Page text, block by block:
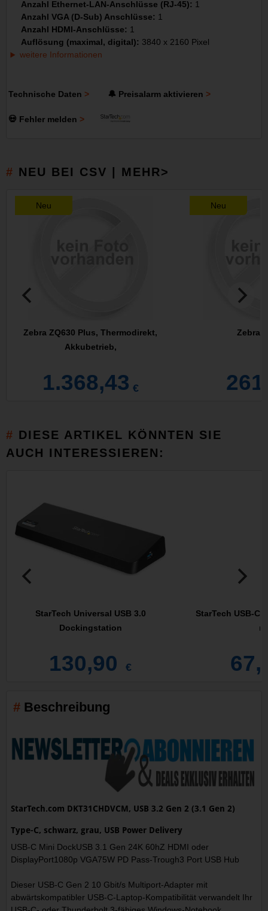
Anzahl Ethernet-LAN-Anschlüsse (RJ-45): 1
Anzahl VGA (D-Sub) Anschlüsse: 1
Anzahl HDMI-Anschlüsse: 1
Auflösung (maximal, digital): 3840 x 2160 Pixel
weitere Informationen
Technische Daten 🔔 Preisalarm aktivieren
💀 Fehler melden
NEU BEI CSV | MEHR>
Neu
Zebra ZQ630 Plus, Thermodirekt,
Akkubetrieb,
1.368,43 €
Neu
Zebra
DIESE ARTIKEL KÖNNTEN SIE
AUCH INTERESSIEREN:
StarTech Universal USB 3.0
Dockingstation
130,90 €
StarTech USB-C
Beschreibung
StarTech.com DKT31CHDVCM, USB 3.2 Gen 2 (3.1 Gen 2)
Type-C, schwarz, grau, USB Power Delivery
USB-C Mini DockUSB 3.1 Gen 24K 60hZ HDMI oder
DisplayPort1080p VGA75W PD Pass-Trough3 Port USB Hub
Dieser USB-C Gen 2 10 Gbit/s Multiport-Adapter mit
abwärtskompatibler USB-C-Laptop-Kompatibilität verwandelt Ihr